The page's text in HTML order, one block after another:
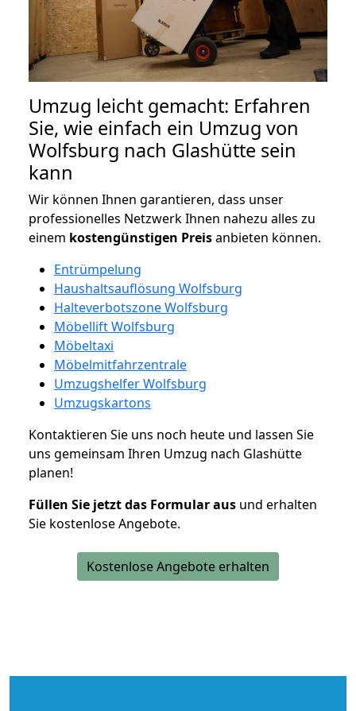
Umzug leicht gemacht: Erfahren
Sie, wie einfach ein Umzug von
Wolfsburg nach Glashütte sein
kann
Wir können Ihnen garantieren, dass unser
professionelles Netzwerk Ihnen nahezu alles zu
einem kostengünstigen Preisanbieten können.
Entrümpelung
Haushaltsauflösung Wolfsburg
Halteverbotszone Wolfsburg
Möbellift Wolfsburg
Möbeltaxi
Möbelmitfahrzentrale
Umzugshelfer Wolfsburg
Umzugskartons
Kontaktieren Sie uns noch heute und lassen Sie
uns gemeinsam Ihren Umzug nach Glashütte
planen!
Füllen Sie jetzt das Formular aus und erhalten
Sie kostenlose Angebote.
Kostenlose Angebote erhalten